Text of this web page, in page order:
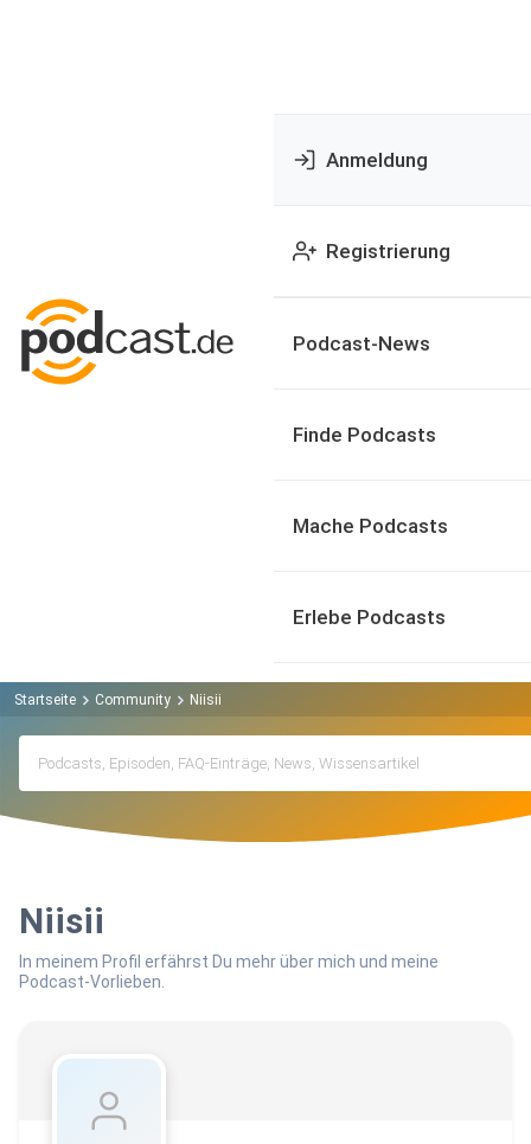
Anmeldung
Registrierung
Podcast-News
Finde Podcasts
Mache Podcasts
Erlebe Podcasts
Startseite Community Niisii
Niisii
In meinem Profil erfährst Du mehr über mich und meine
Podcast-Vorlieben.